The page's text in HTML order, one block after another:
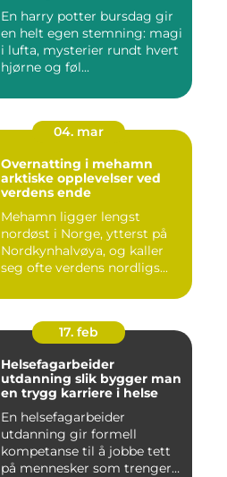
En harry potter bursdag gir
en helt egen stemning: magi
i lufta, mysterier rundt hvert
hjørne og føl...
04. mar
Overnatting i mehamn
arktiske opplevelser ved
verdens ende
Mehamn ligger lengst
nordøst i Norge, ytterst på
Nordkynhalvøya, og kaller
seg ofte verdens nordligs...
17. feb
Helsefagarbeider
utdanning slik bygger man
en trygg karriere i helse
En helsefagarbeider
utdanning gir formell
kompetanse til å jobbe tett
på mennesker som trenger